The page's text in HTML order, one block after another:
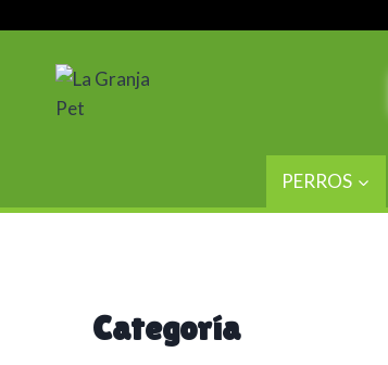
contenido
PERROS
Categoría